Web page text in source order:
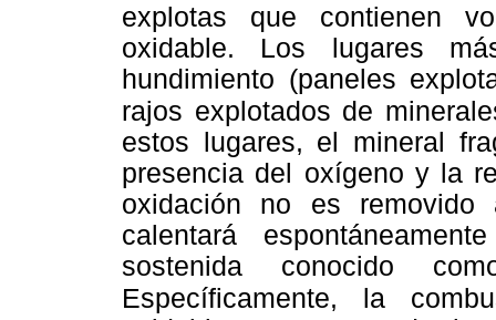
explotas que contienen
oxidable. Los lugares
hundimiento (paneles
rajos explotados de
estos lugares, el mineral
presencia del oxígeno y la
oxidación no es
calentará
sostenida conocido
Específicamente, la